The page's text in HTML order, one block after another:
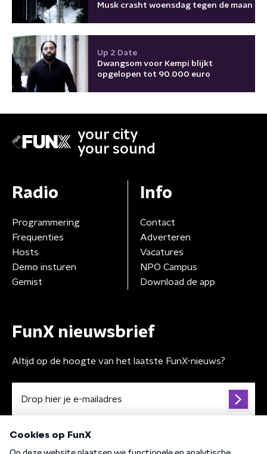
Musk crasht woensdag tegen de maan
Up 2 Date
Dwangsom voor Kempi blijkt
opgelopen tot 90.000 euro
your city
your sound
Radio
Programmering
Frequenties
Hosts
Demo insturen
Gemist
Info
Contact
Adverteren
Vacatures
NPO Campus
Download de app
FunX nieuwsbrief
Altijd op de hoogte van het laatste FunX-nieuws?